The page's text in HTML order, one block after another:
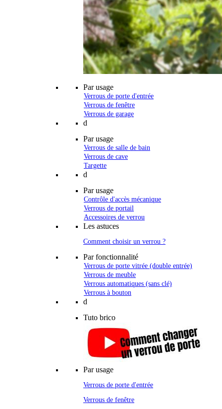
Par usage
Verrous de porte d'entrée
Verrous de fenêtre
Verrous de garage
d
Par usage
Verrous de salle de bain
Verrous de cave
Targette
d
Par usage
Contrôle d'accès mécanique
Verrous de portail
Accessoires de verrou
Les astuces
Comment choisir un verrou ?
Par fonctionnalité
Verrous de porte vitrée (double entrée)
Verrous de meuble
Verrous automatiques (sans clé)
Verrous à bouton
d
Tuto brico
Par usage
Verrous de porte d'entrée
Verrous de fenêtre